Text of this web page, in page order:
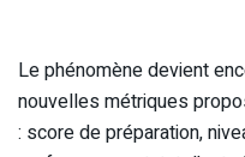
Le phénomène devient
nouvelles métriques
: score de préparation,